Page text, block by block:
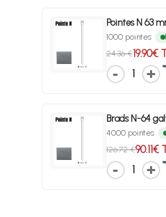
Pointes N 63
1000 pointes
24.36 €19.90€
1
Brads N-64
4000 pointes
126.72 €90.11€
1